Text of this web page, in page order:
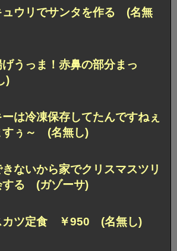
ュウリでサンタを作る (名無
うっま！赤鼻の部分まっ
)
は冷凍保存してたんですねぇ
すぅ～ (名無し)
ないから家でクリスマスツリ
する (ガゾーサ)
カツ定食 ￥950 (名無し)